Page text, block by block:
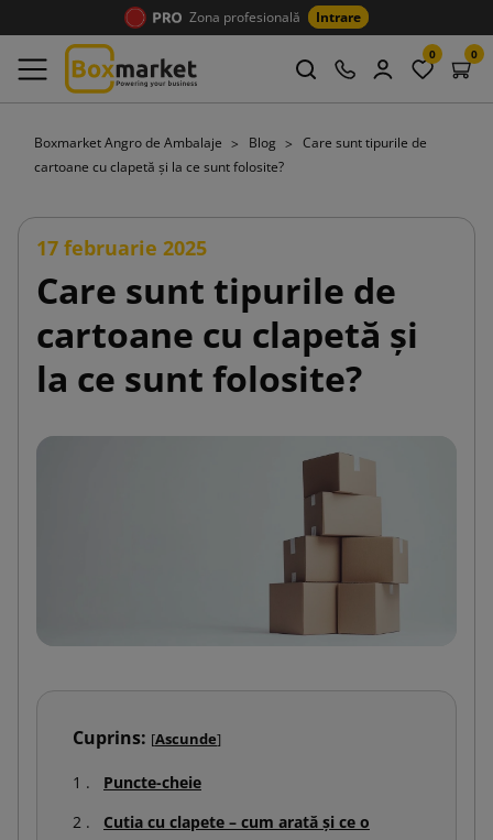
Zona profesională Intrare
0 0
Boxmarket Angro de Ambalaje Blog
Care sunt tipurile de
cartoane cu clapetă și la ce sunt folosite?
17 februarie 2025
Care sunt tipurile de
cartoane cu clapetă și
la ce sunt folosite?
Cuprins: [Ascunde]
Puncte-cheie
Cutia cu clapete – cum arată și ce o